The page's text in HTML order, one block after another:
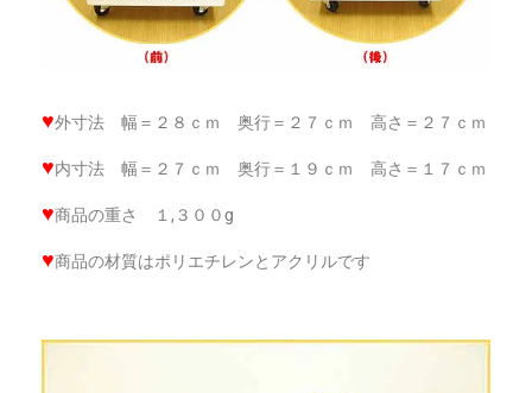
♥外寸法 幅＝２８ｃｍ 奥行＝２７ｃｍ 高さ＝２７ｃｍ
♥内寸法 幅＝２７ｃｍ 奥行＝１９ｃｍ 高さ＝１７ｃｍ
♥商品の重さ １,３００g
♥商品の材質はポリエチレンとアクリルです